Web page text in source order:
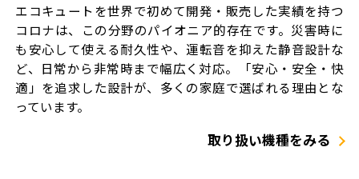
エコキュートを世界で初めて開発・販売した実績を持つ
コロナは、この分野のパイオニア的存在です。災害時に
も安心して使える耐久性や、運転音を抑えた静音設計な
ど、日常から非常時まで幅広く対応。「安心・安全・快
適」を追求した設計が、多くの家庭で選ばれる理由とな
っています。
取り扱い機種をみる